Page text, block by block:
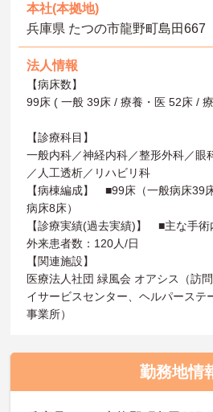
本社(本拠地)
兵庫県 たつの市龍野町島田667
法人情報
【病床数】
99床 ( 一般 39床 / 療養・医 52床 /
【診療科目】
一般内科／神経内科／整形外科／眼
／人工透析／リハビリ科
【病棟編成】 ■99床（一般病床39
病床8床）
【診療実績(過去実績)】 ■主な手
外来患者数：120人/日
【関連施設】
医療法人社団 緑風会 オアシス（訪
イサービスセンター、ヘルパーステ
事業所）
勤務地情